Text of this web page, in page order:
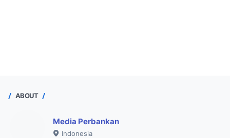
ABOUT
Media Perbankan
Indonesia